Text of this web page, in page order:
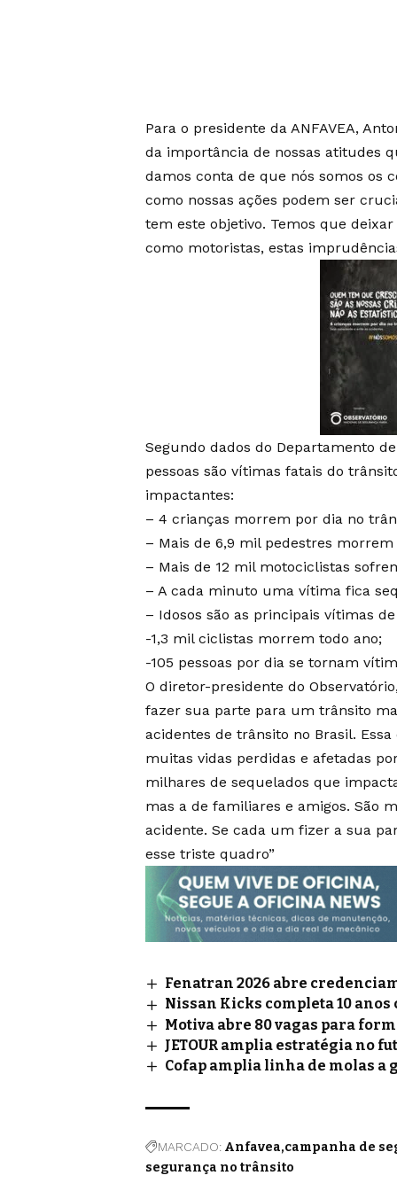
Para o presidente da ANFAVEA,
da importância de nossas atitudes
damos conta de que nós somos os
como nossas ações podem ser
tem este objetivo. Temos que
como motoristas, estas
Segundo dados do Departamento
pessoas são vítimas fatais do
impactantes:
– 4 crianças morrem por dia no
– Mais de 6,9 mil pedestres
– Mais de 12 mil motociclistas
– A cada minuto uma vítima fica
– Idosos são as principais vítimas
-1,3 mil ciclistas morrem todo ano;
-105 pessoas por dia se tornam
O diretor-presidente do
fazer sua parte para um trânsito
acidentes de trânsito no Brasil.
muitas vidas perdidas e afetadas
milhares de sequelados que
mas a de familiares e amigos. São
acidente. Se cada um fizer a sua
esse triste quadro”
Fenatran 2026 abre
Nissan Kicks completa 10
Motiva abre 80 vagas para
JETOUR amplia estratégia no
Cofap amplia linha de molas a
MARCADO: Anfavea campanha de
segurança no trânsito